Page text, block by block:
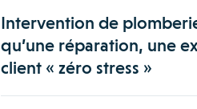
Intervention de
qu’une réparation, une
client « zéro stress »